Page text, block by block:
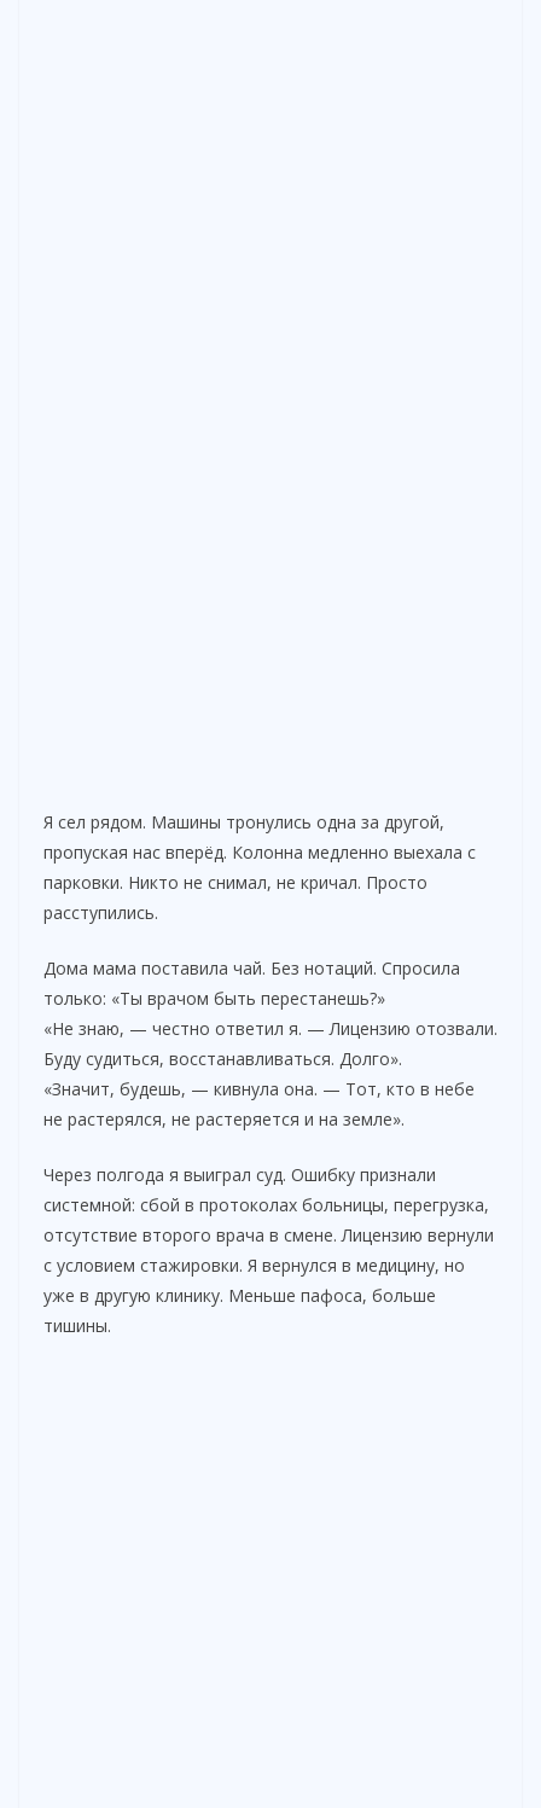
Я сел рядом. Машины тронулись одна за другой,
пропуская нас вперёд. Колонна медленно выехала с
парковки. Никто не снимал, не кричал. Просто
расступились.
Дома мама поставила чай. Без нотаций. Спросила
только: «Ты врачом быть перестанешь?»
«Не знаю, — честно ответил я. — Лицензию отозвали.
Буду судиться, восстанавливаться. Долго».
«Значит, будешь, — кивнула она. — Тот, кто в небе
не растерялся, не растеряется и на земле».
Через полгода я выиграл суд. Ошибку признали
системной: сбой в протоколах больницы, перегрузка,
отсутствие второго врача в смене. Лицензию вернули
с условием стажировки. Я вернулся в медицину, но
уже в другую клинику. Меньше пафоса, больше
тишины.